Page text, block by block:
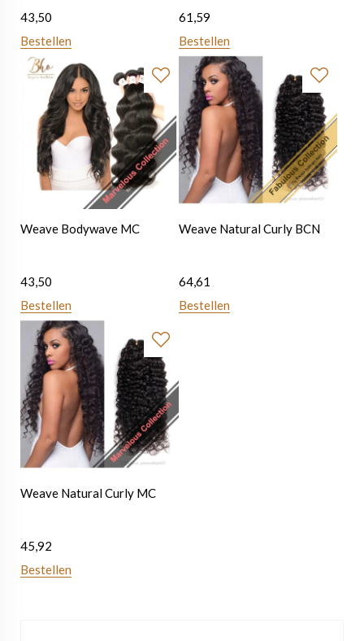
43,50
Bestellen
61,59
Bestellen
Weave Bodywave MC
43,50
Bestellen
Weave Natural Curly BCN
64,61
Bestellen
Weave Natural Curly MC
45,92
Bestellen